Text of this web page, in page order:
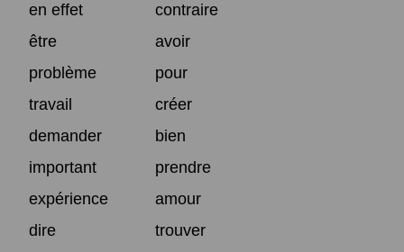
en effet
contraire
être
avoir
problème
pour
travail
créer
demander
bien
important
prendre
expérience
amour
dire
trouver